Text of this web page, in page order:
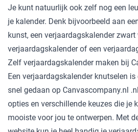
Je kunt natuurlijk ook zelf nog een
je kalender. Denk bijvoorbeeld aan
kunst, een verjaardagskalender
verjaardagskalender of een
Zelf verjaardagskalender maken bij
Een verjaardagskalender knutselen
snel gedaan op Canvascompany.nl
opties en verschillende keuzes die je
mooiste voor jou te ontwerpen. Met